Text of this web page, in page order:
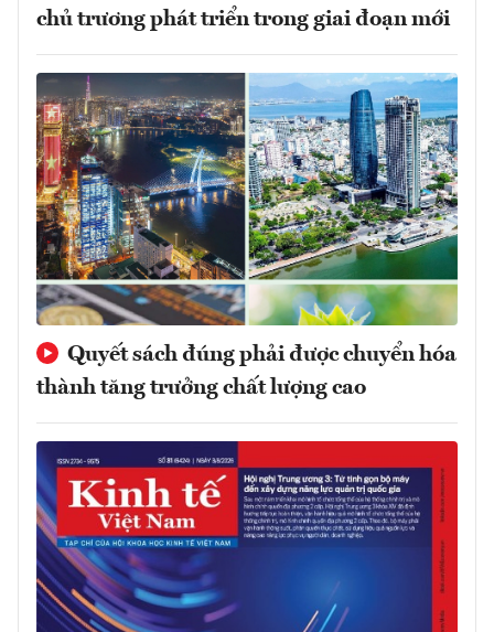
chủ trương phát triển trong giai đoạn mới
Quyết sách đúng phải được chuyển hóa
thành tăng trưởng chất lượng cao